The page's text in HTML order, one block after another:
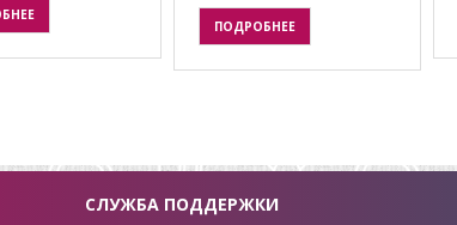
ПОДРОБНЕЕ
СЛУЖБА ПОДДЕРЖКИ